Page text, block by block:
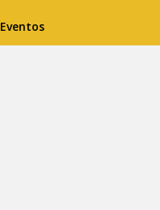
Eventos